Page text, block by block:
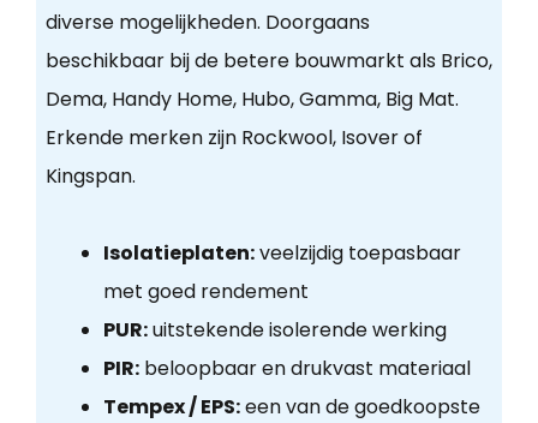
diverse mogelijkheden. Doorgaans
beschikbaar bij de betere bouwmarkt als Brico,
Dema, Handy Home, Hubo, Gamma, Big Mat.
Erkende merken zijn Rockwool, Isover of
Kingspan.
Isolatieplaten:veelzijdig toepasbaar
met goed rendement
PUR:uitstekende isolerende werking
PIR:beloopbaar en drukvast materiaal
Tempex / EPS:een van de goedkoopste